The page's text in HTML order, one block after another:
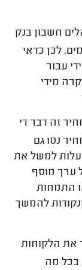
חשבון בנק
לכן כדאי
עבור
מידי
זה דבר די
נסו גם
למשל את
ערך מוסף
התמחות
להמשך
את הלקוחות
בכל מה